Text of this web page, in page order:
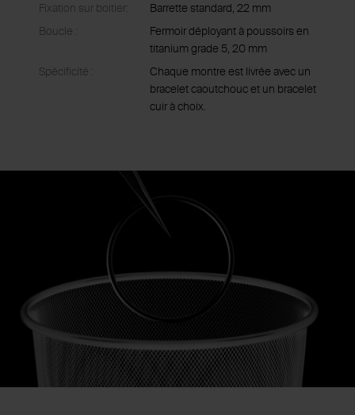
Fixation sur boitier:
Barrette standard, 22 mm
Boucle :
Fermoir déployant à poussoirs en
titanium grade 5, 20 mm
Spécificité :
Chaque montre est livrée avec un
bracelet caoutchouc et un bracelet
cuir à choix.